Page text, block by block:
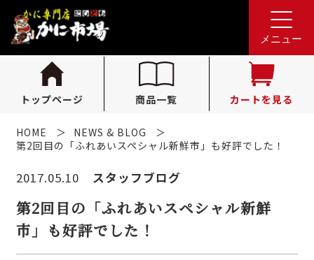
メニュー
トップページ 商品一覧 カートを見る
れんが亭へのお問い合わせ
tel.0796-36-1341
（受付時間 10:00〜16:00）
HOME
NEWS & BLOG
第2回目の「ふれあいスペシャル新鮮市」も好評でした！
2017.05.10 スタッフブログ
第2回目の「ふれあいスペシャル新鮮
市」も好評でした！